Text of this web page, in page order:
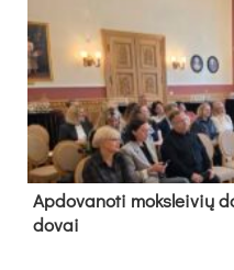
Ap­do­va­no­ti moks­lei­vių
do­vai